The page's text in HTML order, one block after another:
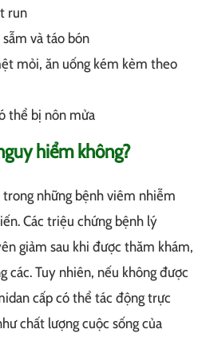
run
và táo bón
mỏi, ăn uống kém kèm theo
thể bị nôn mửa
hiểm không?
những bệnh viêm nhiễm
Các triệu chứng bệnh lý
giảm sau khi được thăm khám,
các. Tuy nhiên, nếu không được
cấp có thể tác động trực
chất lượng cuộc sống của